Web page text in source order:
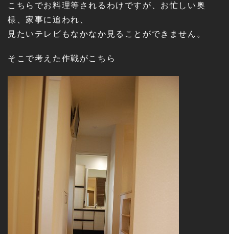
こちらでお料理等されるわけですが、お忙しい奥
様、家事に追われ、
見たいテレビもなかなか見ることができません。
そこで考えた作戦がこちら